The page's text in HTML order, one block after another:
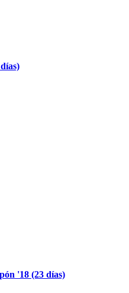
'18 (23 días)